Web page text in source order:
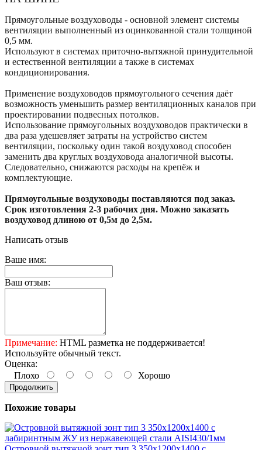
Прямоугольные воздуховоды - основной элемент системы
вентиляции выполненный из оцинкованной стали толщиной
0,5 мм.
Используют в системах приточно-вытяжной принудительной
и естественной вентиляции а также в системах
кондиционирования.
Применение воздуховодов прямоугольного сечения даёт
возможность уменьшить размер вентиляционных каналов при
проектировании подвесных потолков.
Использование прямоугольных воздуховодов практически в
два раза удешевляет затраты на устройство систем
вентиляции, поскольку один такой воздуховод способен
заменить два круглых воздуховода аналогичной высоты.
Следовательно, снижаются расходы на крепёж и
комплектующие.
Прямоугольные воздуховоды поставляются под заказ.
Срок изготовления 2-3 рабочих дня. Можно заказать
воздуховод длиною от 0,5м до 2,5м.
Написать отзыв
Ваше имя:
Ваш отзыв:
Примечание: HTML разметка не поддерживается!
Используйте обычный текст.
Оценка:
Плохо
Хорошо
Продолжить
Похожие товары